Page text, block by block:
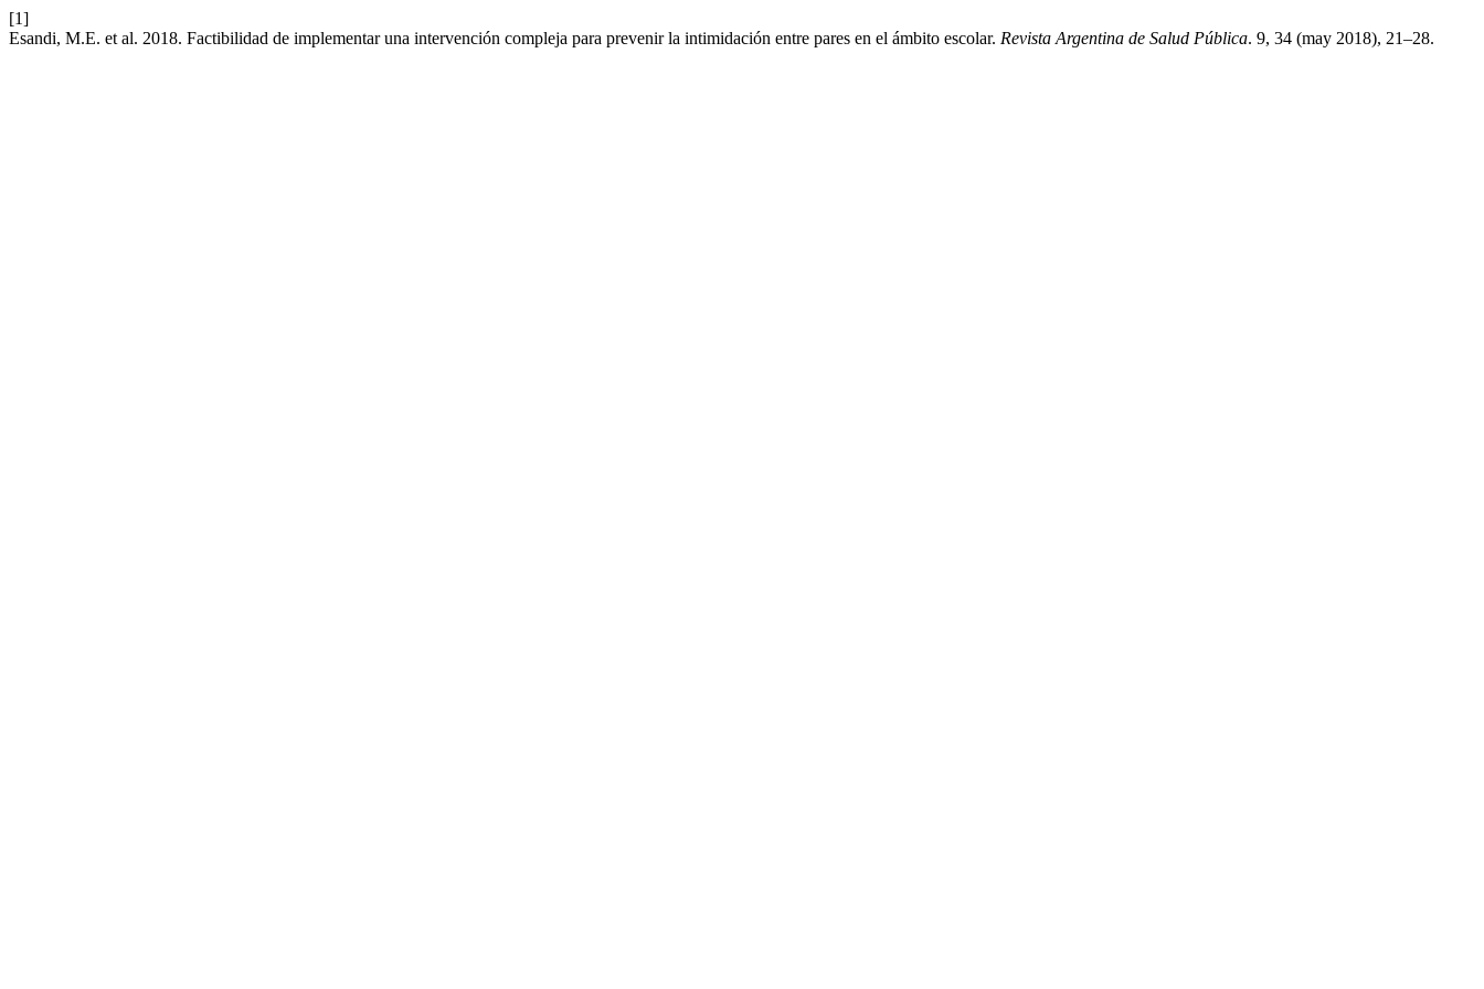
[1]
Esandi, M.E. et al. 2018. Factibilidad de implementar una intervención compleja para prevenir la intimidación entre pares en el ámbito escolar. Revista Argentina de Salud Pública. 9, 34 (may 2018), 21–28.